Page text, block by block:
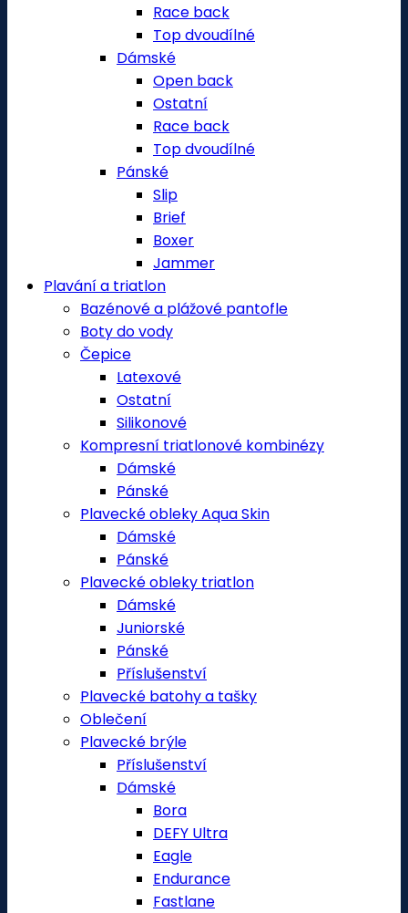
Race back
Top dvoudílné
Dámské
Open back
Ostatní
Race back
Top dvoudílné
Pánské
Slip
Brief
Boxer
Jammer
Plavání a triatlon
Bazénové a plážové pantofle
Boty do vody
Čepice
Latexové
Ostatní
Silikonové
Kompresní triatlonové kombinézy
Dámské
Pánské
Plavecké obleky Aqua Skin
Dámské
Pánské
Plavecké obleky triatlon
Dámské
Juniorské
Pánské
Příslušenství
Plavecké batohy a tašky
Oblečení
Plavecké brýle
Příslušenství
Dámské
Bora
DEFY Ultra
Eagle
Endurance
Fastlane